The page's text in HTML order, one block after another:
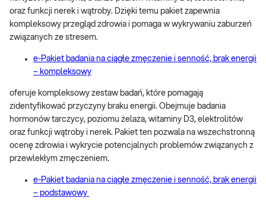
oraz funkcji nerek i wątroby. Dzięki temu pakiet zapewnia
kompleksowy przegląd zdrowia i pomaga w wykrywaniu zaburzeń
związanych ze stresem.
e-Pakiet badania na ciągłe zmęczenie i senność, brak energii
– kompleksowy
oferuje kompleksowy zestaw badań, które pomagają
zidentyfikować przyczyny braku energii. Obejmuje badania
hormonów tarczycy, poziomu żelaza, witaminy D3, elektrolitów
oraz funkcji wątroby i nerek. Pakiet ten pozwala na wszechstronną
ocenę zdrowia i wykrycie potencjalnych problemów związanych z
przewlekłym zmęczeniem.
e-Pakiet badania na ciągłe zmęczenie i senność, brak energii
– podstawowy